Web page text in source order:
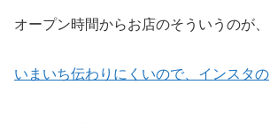
オープン時間からお店のそういうのが、
いまいち伝わりにくいので、インスタの